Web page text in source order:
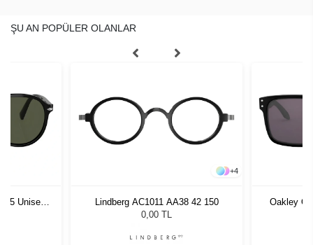
ŞU AN POPÜLER OLANLAR
55 Unisex
+4
Lindberg AC1011 AA38 42 150
0,00 TL
Oakley